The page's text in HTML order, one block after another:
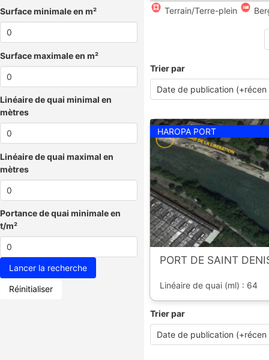
Surface minimale en m²
Surface maximale en m²
Linéaire de quai minimal en
mètres
Linéaire de quai maximal en
mètres
Portance de quai minimale en
t/m²
Réinitialiser
Terrain/Terre-plein
Trier par
HAROPA PORT
PORT DE SAINT
Linéaire de quai (ml) : 64
Trier par